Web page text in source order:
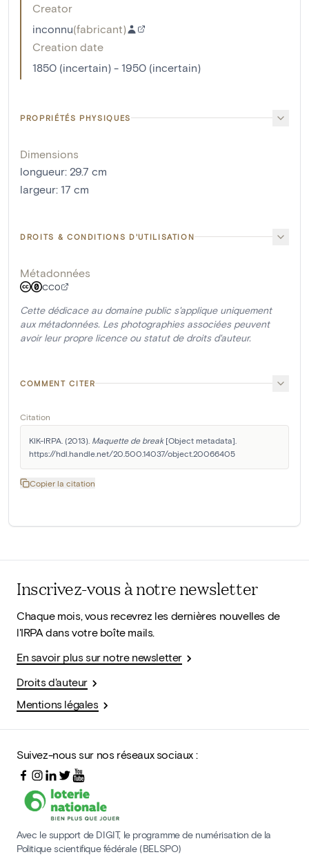
Creator
inconnu(fabricant)
Creation date
1850 (incertain) - 1950 (incertain)
PROPRIÉTÉS PHYSIQUES
Dimensions
longueur: 29.7 cm
largeur: 17 cm
DROITS & CONDITIONS D'UTILISATION
Métadonnées
CC0
Cette dédicace au domaine public s'applique uniquement
aux métadonnées. Les photographies associées peuvent
avoir leur propre licence ou statut de droits d'auteur.
COMMENT CITER
Citation
KIK-IRPA. (2013). Maquette de break [Object metadata].
https://hdl.handle.net/20.500.14037/object.20066405
Copier la citation
Inscrivez-vous à notre newsletter
Chaque mois, vous recevrez les dernières nouvelles de
l'IRPA dans votre boîte mails.
En savoir plus sur notre newsletter
Droits d'auteur
Mentions légales
Suivez-nous sur nos réseaux sociaux :
Avec le support de DIGIT, le programme de numérisation de la
Politique scientifique fédérale (BELSPO)